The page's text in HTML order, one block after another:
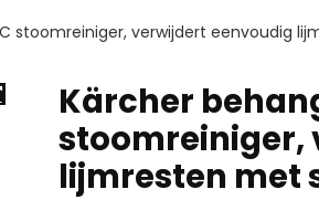
stoomreiniger, verwijdert eenvoudig
Kärcher
stoomreiniger,
lijmresten met